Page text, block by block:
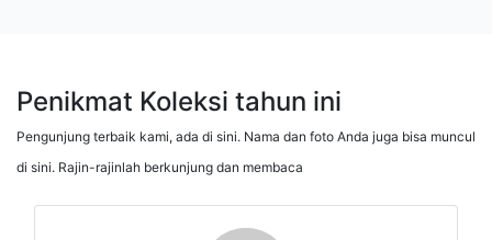
Penikmat Koleksi tahun ini
Pengunjung terbaik kami, ada di sini. Nama dan foto Anda juga bisa muncul
di sini. Rajin-rajinlah berkunjung dan membaca